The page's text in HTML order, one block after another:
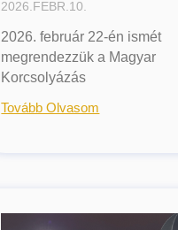
2026.FEBR.10.
2026. február 22-én ismét
megrendezzük a Magyar
Korcsolyázás
Tovább Olvasom